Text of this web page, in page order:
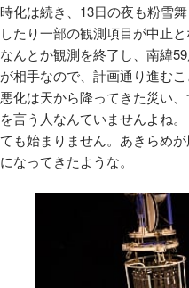
時化は続き、 13日の夜も粉雪
したり一部の観測項目が中止と
なんとか観測を終了し、南緯59
が相手なので、計画通り進む
悪化は天から降ってきた災い
を言う人なんていませんよね
ても始まりません。あきらめ
になってきたような。